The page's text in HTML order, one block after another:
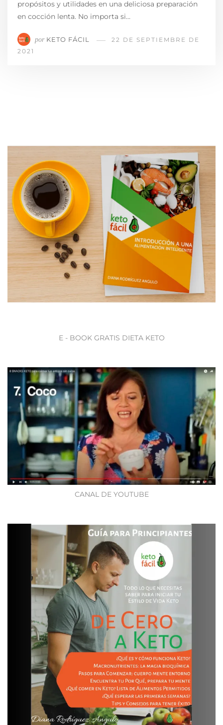
propósitos y utilidades en una deliciosa preparación
en cocción lenta. No importa si…
por KETO FÁCIL
22 DE SEPTIEMBRE DE
2021
E - BOOK GRATIS DIETA KETO
CANAL DE YOUTUBE